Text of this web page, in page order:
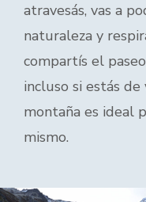
atravesás, vas a
naturaleza y
compartís el
incluso si estás
montaña es ideal
mismo.